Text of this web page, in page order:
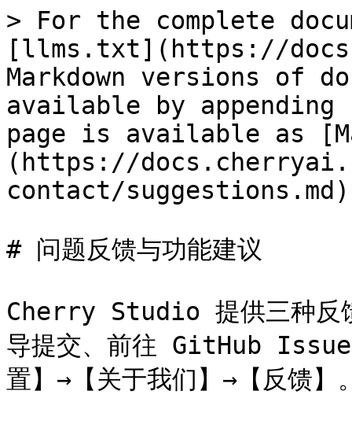
> For the complete
[llms.txt](https://
Markdown versions of
available by
page is available as
(https://
contact/
# 问题反馈与功能建议
Cherry Studio 提供三种
导提交、前往 GitHub Issue
置】→【关于我们】→【反馈】